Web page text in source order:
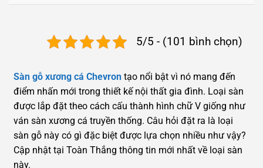
5/5 - (101 bình chọn)
Sàn gỗ xương cá Chevron tạo nổi bật vì nó mang đến
điểm nhấn mới trong thiết kế nội thất gia đình. Loại sàn
được lắp đặt theo cách cấu thành hình chữ V giống như
ván sàn xương cá truyền thống. Câu hỏi đặt ra là loại
sàn gỗ này có gì đặc biệt được lựa chọn nhiều như vậy?
Cập nhật tại Toàn Thắng thông tin mới nhất về loại sàn
này.